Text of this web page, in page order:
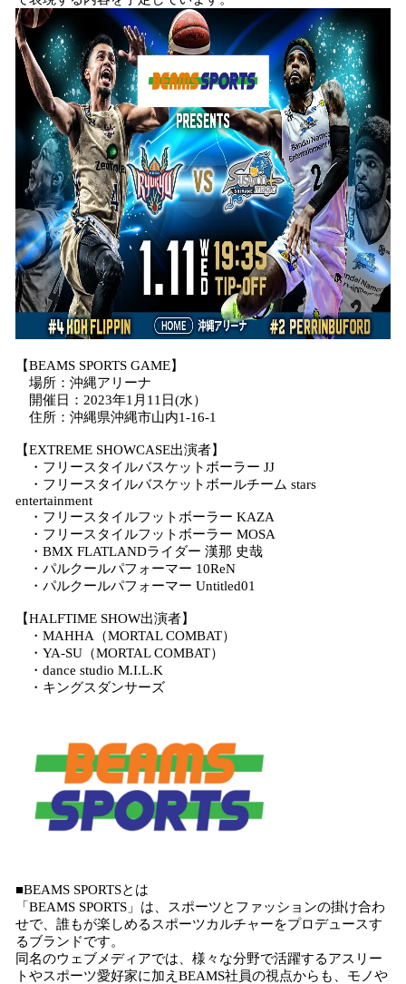
【BEAMS SPORTS GAME】
場所：沖縄アリーナ
開催日：2023年1月11日(水）
住所：沖縄県沖縄市山内1-16-1
【EXTREME SHOWCASE出演者】
・フリースタイルバスケットボーラー JJ
・フリースタイルバスケットボールチーム stars
entertainment
・フリースタイルフットボーラー KAZA
・フリースタイルフットボーラー MOSA
・BMX FLATLANDライダー 漢那 史哉
・パルクールパフォーマー 10ReN
・パルクールパフォーマー Untitled01
【HALFTIME SHOW出演者】
・MAHHA（MORTAL COMBAT）
・YA-SU（MORTAL COMBAT）
・dance studio M.I.L.K
・キングスダンサーズ
■BEAMS SPORTSとは
「BEAMS SPORTS」は、スポーツとファッションの掛け合わ
せで、誰もが楽しめるスポーツカルチャーをプロデュースす
るブランドです。
同名のウェブメディアでは、様々な分野で活躍するアスリー
トやスポーツ愛好家に加えBEAMS社員の視点からも、モノや